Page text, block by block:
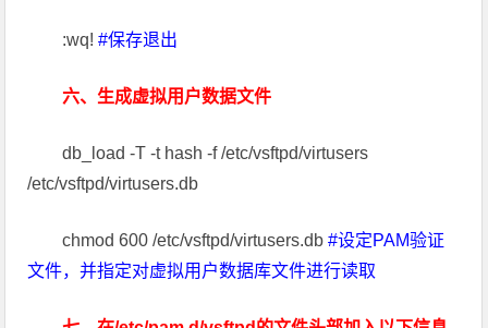
:wq!#保存退出
六、生成虚拟用户数据文件
db_load -T -t hash -f /etc/vsftpd/virtusers
/etc/vsftpd/virtusers.db
chmod 600 /etc/vsftpd/virtusers.db#设定PAM验证
文件，并指定对虚拟用户数据库文件进行读取